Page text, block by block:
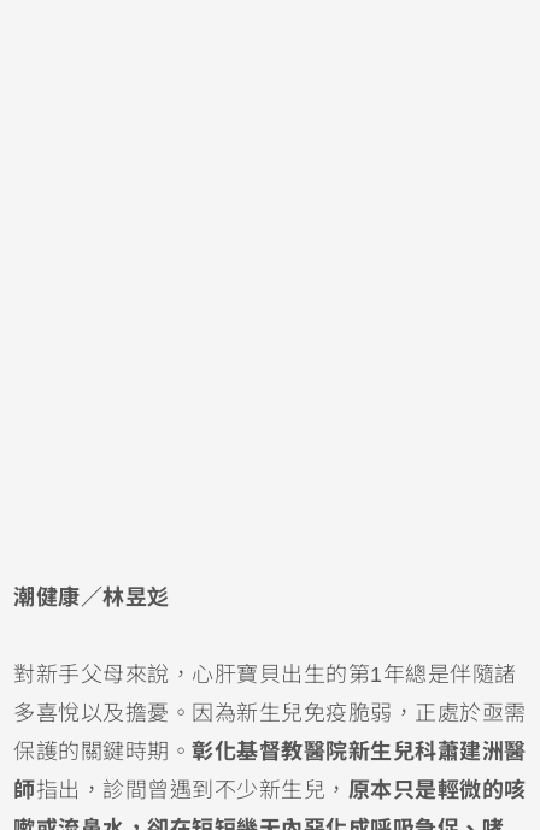
潮健康／林昱彣
對新手父母來說，心肝寶貝出生的第1年總是伴隨諸
多喜悅以及擔憂。因為新生兒免疫脆弱，正處於亟需
保護的關鍵時期。彰化基督教醫院新生兒科蕭建洲醫
師指出，診間曾遇到不少新生兒， 原本只是輕微的咳